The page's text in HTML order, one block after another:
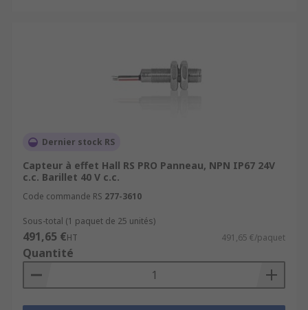
Dernier stock RS
Capteur à effet Hall RS PRO Panneau, NPN IP67 24V
c.c. Barillet 40 V c.c.
Code commande RS 277-3610
Sous-total (1 paquet de 25 unités)
491,65 €HT 491,65 €/paquet
Quantité